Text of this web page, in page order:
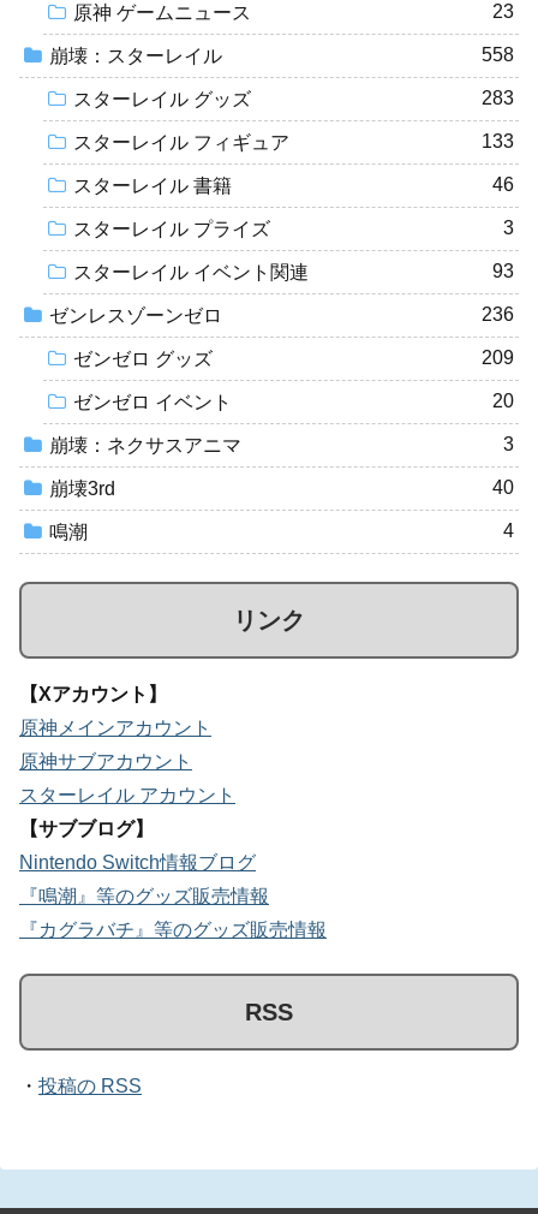
原神 ゲームニュース 23
崩壊：スターレイル 558
スターレイル グッズ 283
スターレイル フィギュア 133
スターレイル 書籍 46
スターレイル プライズ 3
スターレイル イベント関連 93
ゼンレスゾーンゼロ 236
ゼンゼロ グッズ 209
ゼンゼロ イベント 20
崩壊：ネクサスアニマ 3
崩壊3rd 40
鳴潮 4
リンク
【Xアカウント】
原神メインアカウント
原神サブアカウント
スターレイル アカウント
【サブブログ】
Nintendo Switch情報ブログ
『鳴潮』等のグッズ販売情報
『カグラバチ』等のグッズ販売情報
RSS
・ 投稿の RSS